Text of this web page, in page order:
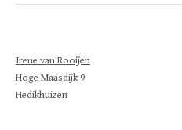
Irene van Rooijen
Hoge Maasdijk 9
Hedikhuizen